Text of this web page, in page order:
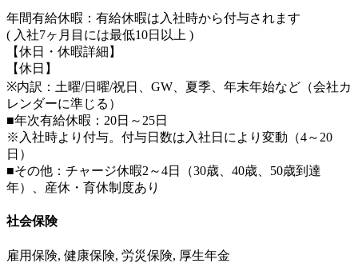
年間有給休暇：有給休暇は入社時から付与されます
( 入社7ヶ月目には最低10日以上 )
【休日・休暇詳細】
【休日】
※内訳：土曜/日曜/祝日、GW、夏季、年末年始など（会社カ
レンダーに準じる）
■年次有給休暇：20日～25日
※入社時より付与。付与日数は入社日により変動（4～20
日）
■その他：チャージ休暇2～4日（30歳、40歳、50歳到達
年）、産休・育休制度あり
社会保険
雇用保険, 健康保険, 労災保険, 厚生年金